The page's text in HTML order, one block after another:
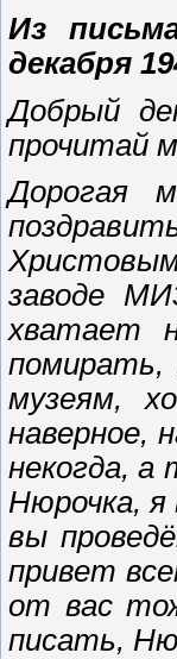
Из
декабря
Добрый
прочитай
Дорогая
заводе
хватает
помирать,
музеям,
наверное,
некогда, а
Нюрочка, я
вы
привет
от вас
писать,